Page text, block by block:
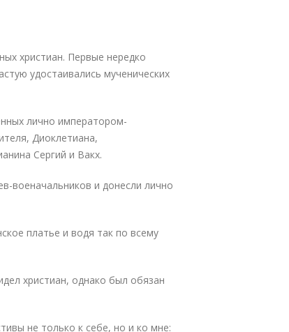
христиан. Первые нередко
удостаивались мученических
лично императором-
Диоклетиана,
Сергий и Вакх.
военачальников и донесли лично
платье и водя так по всему
христиан, однако был обязан
не только к себе, но и ко мне: